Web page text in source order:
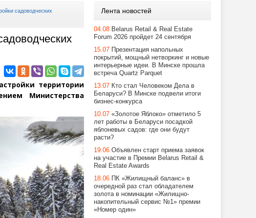
садоводческих
территории
Министерства
Лента новостей
04.08 Belarus Retail & Real Estate
Forum 2026 пройдет 24 сентября
15.07 Презентация напольных
покрытий, мощный нетворкинг и новые
интерьерные идеи. В Минске прошла
встреча Quartz Parquet
13.07 Кто стал Человеком Дела в
Беларуси? В Минске подвели итоги
бизнес-конкурса
10.07 «Золотое Яблоко» отметило 5
лет работы в Беларуси посадкой
яблоневых садов: где они будут
расти?
19.06 Объявлен старт приема заявок
на участие в Премии Belarus Retail &
Real Estate Awards
18.06 ПК «Жилищный баланс» в
очередной раз стал обладателем
золота в номинации «Жилищно-
накопительный сервис №1» премии
«Номер один»